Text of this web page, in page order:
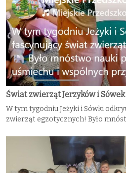
Świat zwierząt Jerzyków i Sówek
W tym tygodniu Jeżyki i Sówki
zwierząt egzotycznych! Było